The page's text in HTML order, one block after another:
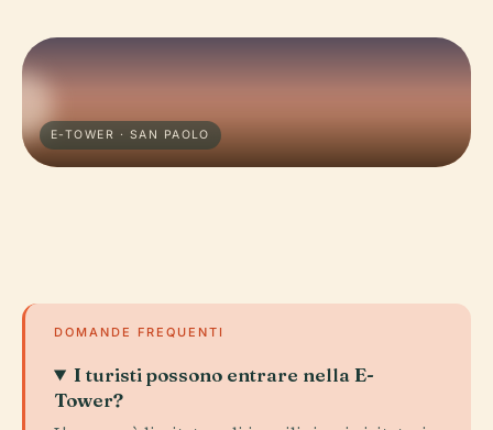
E-TOWER · SAN PAOLO
DOMANDE FREQUENTI
I turisti possono entrare nella E-
Tower?